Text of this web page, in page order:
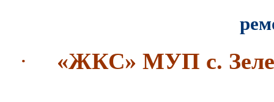
ремонт
· «ЖКС» МУП с.